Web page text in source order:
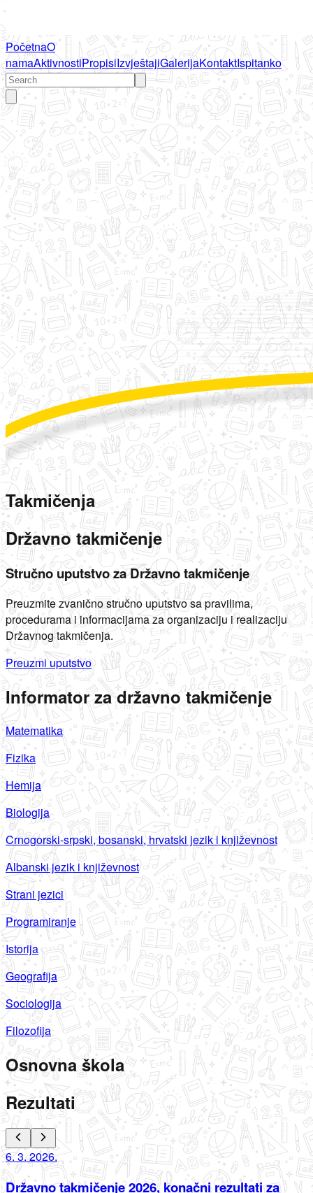
PočetnaO
namaAktivnostiPropisiIzvještajiGalerijaKontaktIspitanko
Takmičenja
Državno takmičenje
Stručno uputstvo za Državno takmičenje
Preuzmite zvanično stručno uputstvo sa pravilima,
procedurama i informacijama za organizaciju i realizaciju
Državnog takmičenja.
Preuzmi uputstvo
Informator za državno takmičenje
Matematika
Fizika
Hemija
Biologija
Crnogorski-srpski, bosanski, hrvatski jezik i književnost
Albanski jezik i književnost
Strani jezici
Programiranje
Istorija
Geografija
Sociologija
Filozofija
Osnovna škola
Rezultati
6. 3. 2026.
Državno takmičenje 2026, konačni rezultati za